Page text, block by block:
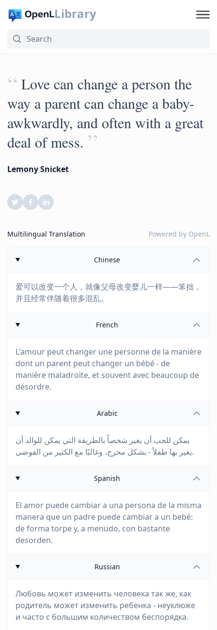
Library
“ Love can change a person the
way a parent can change a baby-
awkwardly, and often with a great
deal of mess. ”
Lemony Snicket
Multilingual Translation Powered by OpenL
Chinese
爱可以改变一个人，就像父母改变婴儿一样——笨拙，
并且经常伴随着很多混乱。
French
L'amour peut changer une personne de la manière
dont un parent peut changer un bébé - de
manière maladroite, et souvent avec beaucoup de
désordre.
Arabic
يمكن للحب أن يغير شخصاً بالطريقة التي يمكن للوالد أن
يغير بها طفلاً - بشكل محرج، وغالبًا مع الكثير من الفوضى.
Spanish
El amor puede cambiar a una persona de la misma
manera que un padre puede cambiar a un bebé:
de forma torpe y, a menudo, con bastante
desorden.
Russian
Любовь может изменить человека так же, как
родитель может изменить ребенка - неуклюже
и часто с большим количеством беспорядка.